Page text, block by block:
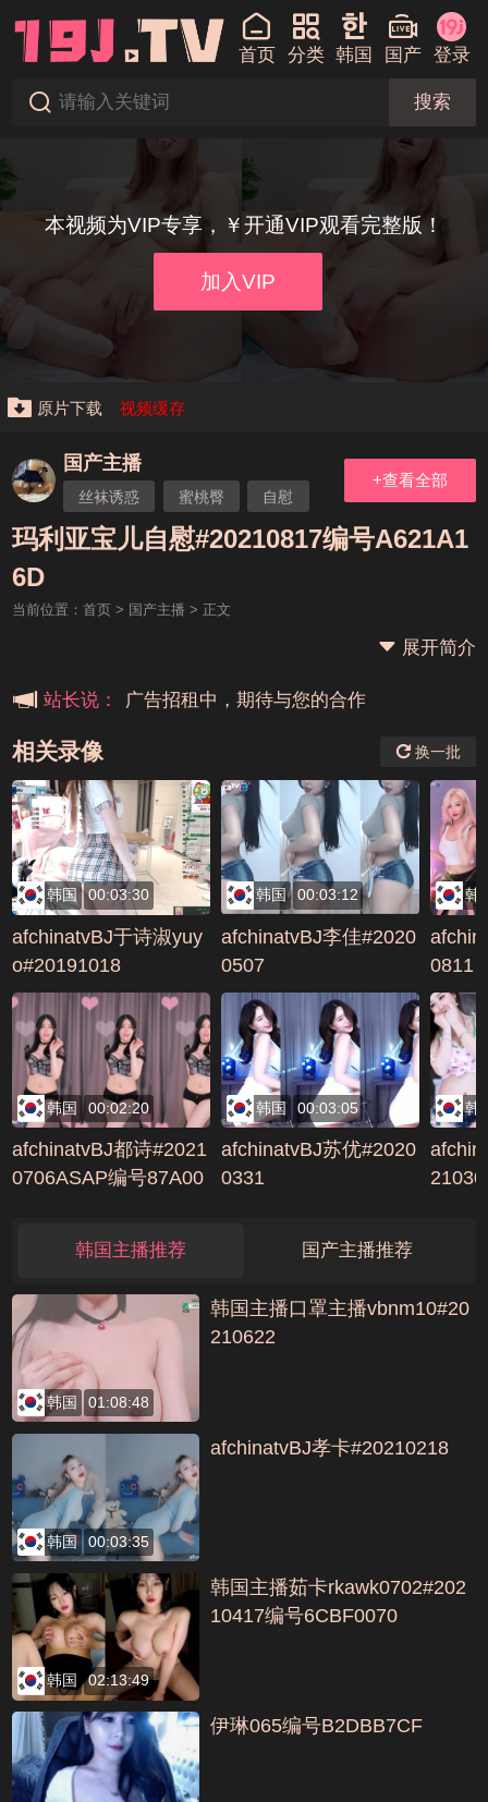
首页 分类 韩国 国产 登录
搜索
本视频为VIP专享，￥开通VIP观看完整版！
加入VIP
原片下载 视频缓存
国产主播
丝袜诱惑 蜜桃臀
自慰
无毛
国产主播
+查看全部
玛利亚宝儿自慰#20210817编号A621A1
6D
当前位置： 首页> 国产主播 > 正文
展开简介
站长说： 广告招租中，期待与您的合作
相关录像 换一批
韩国 00:03:30
afchinatvBJ于诗淑yuy
o#20191018
韩国 00:03:12
afchinatvBJ李佳#2020
0507
韩
0811
韩国 00:02:20
afchinatvBJ都诗#2021
0706ASAP编号87A00
韩国 00:03:05
afchinatvBJ苏优#2020
0331
韩
韩国主播推荐 国产主播推荐
韩国 01:08:48
韩国主播口罩主播vbnm10#20
210622
韩国 00:03:35
afchinatvBJ孝卡#20210218
韩国 02:13:49
韩国主播茹卡rkawk0702#202
10417编号6CBF0070
伊琳065编号B2DBB7CF